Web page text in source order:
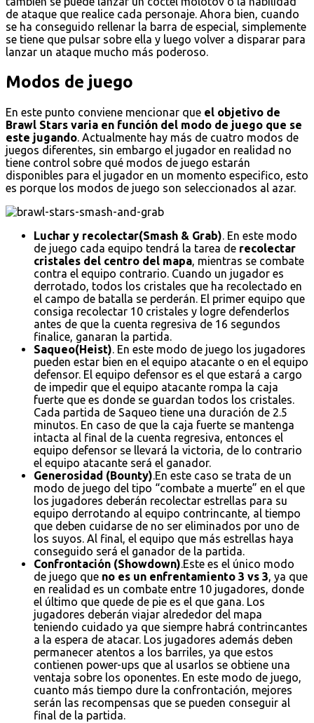
de ataque que realice cada personaje. Ahora bien, cuando
se ha conseguido rellenar la barra de especial, simplemente
se tiene que pulsar sobre ella y luego volver a disparar para
lanzar un ataque mucho más poderoso.
Modos de juego
En este punto conviene mencionar que el objetivo de
Brawl Stars varia en función del modo de juego que se
este jugando. Actualmente hay más de cuatro modos de
juegos diferentes, sin embargo el jugador en realidad no
tiene control sobre qué modos de juego estarán
disponibles para el jugador en un momento especifico, esto
es porque los modos de juego son seleccionados al azar.
Luchar y recolectar(Smash & Grab). En este modo
de juego cada equipo tendrá la tarea de recolectar
cristales del centro del mapa, mientras se combate
contra el equipo contrario. Cuando un jugador es
derrotado, todos los cristales que ha recolectado en
el campo de batalla se perderán. El primer equipo que
consiga recolectar 10 cristales y logre defenderlos
antes de que la cuenta regresiva de 16 segundos
finalice, ganaran la partida.
Saqueo(Heist). En este modo de juego los jugadores
pueden estar bien en el equipo atacante o en el equipo
defensor. El equipo defensor es el que estará a cargo
de impedir que el equipo atacante rompa la caja
fuerte que es donde se guardan todos los cristales.
Cada partida de Saqueo tiene una duración de 2.5
minutos. En caso de que la caja fuerte se mantenga
intacta al final de la cuenta regresiva, entonces el
equipo defensor se llevará la victoria, de lo contrario
el equipo atacante será el ganador.
Generosidad (Bounty).En este caso se trata de un
modo de juego del tipo “combate a muerte” en el que
los jugadores deberán recolectar estrellas para su
equipo derrotando al equipo contrincante, al tiempo
que deben cuidarse de no ser eliminados por uno de
los suyos. Al final, el equipo que más estrellas haya
conseguido será el ganador de la partida.
Confrontación (Showdown).Este es el único modo
de juego que no es un enfrentamiento 3 vs 3, ya que
en realidad es un combate entre 10 jugadores, donde
el último que quede de pie es el que gana. Los
jugadores deberán viajar alrededor del mapa
teniendo cuidado ya que siempre habrá contrincantes
a la espera de atacar. Los jugadores además deben
permanecer atentos a los barriles, ya que estos
contienen power-ups que al usarlos se obtiene una
ventaja sobre los oponentes. En este modo de juego,
cuanto más tiempo dure la confrontación, mejores
serán las recompensas que se pueden conseguir al
final de la partida.